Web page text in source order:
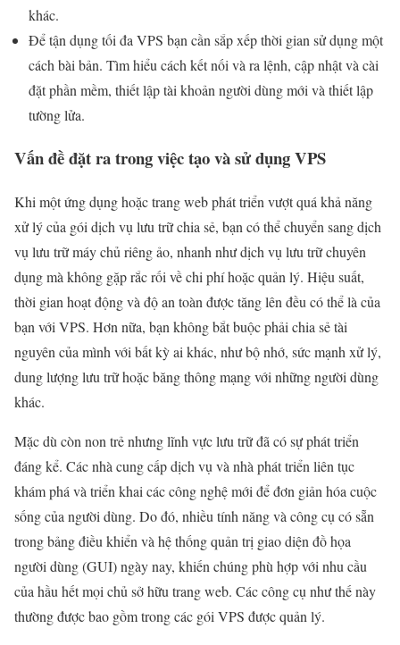
khác.
Để tận dụng tối đa VPS bạn cần sắp xếp thời gian sử dụng một
cách bài bản. Tìm hiểu cách kết nối và ra lệnh, cập nhật và cài
đặt phần mềm, thiết lập tài khoản người dùng mới và thiết lập
tường lửa.
Vấn đề đặt ra trong việc tạo và sử dụng VPS
Khi một ứng dụng hoặc trang web phát triển vượt quá khả năng
xử lý của gói dịch vụ lưu trữ chia sẻ, bạn có thể chuyển sang dịch
vụ lưu trữ máy chủ riêng ảo, nhanh như dịch vụ lưu trữ chuyên
dụng mà không gặp rắc rối về chi phí hoặc quản lý. Hiệu suất,
thời gian hoạt động và độ an toàn được tăng lên đều có thể là của
bạn với VPS. Hơn nữa, bạn không bắt buộc phải chia sẻ tài
nguyên của mình với bất kỳ ai khác, như bộ nhớ, sức mạnh xử lý,
dung lượng lưu trữ hoặc băng thông mạng với những người dùng
khác.
Mặc dù còn non trẻ nhưng lĩnh vực lưu trữ đã có sự phát triển
đáng kể. Các nhà cung cấp dịch vụ và nhà phát triển liên tục
khám phá và triển khai các công nghệ mới để đơn giản hóa cuộc
sống của người dùng. Do đó, nhiều tính năng và công cụ có sẵn
trong bảng điều khiển và hệ thống quản trị giao diện đồ họa
người dùng (GUI) ngày nay, khiến chúng phù hợp với nhu cầu
của hầu hết mọi chủ sở hữu trang web. Các công cụ như thế này
thường được bao gồm trong các gói VPS được quản lý.